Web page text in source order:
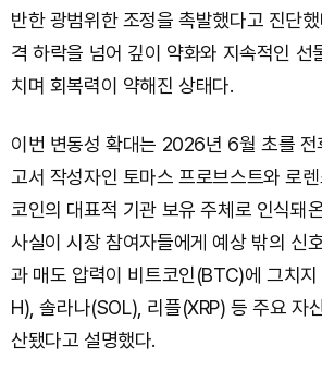
반한 광범위한 조정을 촉발했다고 진단
격 하락을 넘어 깊이 약화와 지속적인 선
치며 회복력이 약해진 상태다.
이번 변동성 확대는 2026년 6월 초를 전
고서 작성자인 토마스 프로브스트와 로
코인의 대표적 기관 보유 주체로 인식돼
사실이 시장 참여자들에게 예상 밖의 신
과 매도 압력이 비트코인(BTC)에 그치
H), 솔라나(SOL), 리플(XRP) 등 주요 자
산됐다고 설명했다.